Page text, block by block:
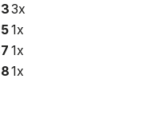
3x
1x
1x
1x